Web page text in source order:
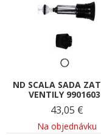
ND SCALA SADA
VENTILY
43,05 €
Na objednávku